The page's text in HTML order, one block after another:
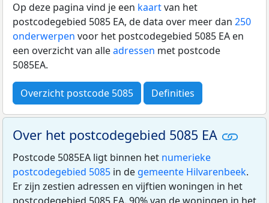
Op deze pagina vind je een kaartvan het
postcodegebied 5085 EA, de data over meer dan 250
onderwerpen voor het postcodegebied 5085 EA en
een overzicht van alleadressen met postcode
5085EA.
Overzicht postcode 5085 Definities
Over het postcodegebied 5085 EA
Postcode 5085EA ligt binnen het numerieke
postcodegebied 5085 in de gemeente Hilvarenbeek.
Er zijn zestien adressen en vijftien woningen in het